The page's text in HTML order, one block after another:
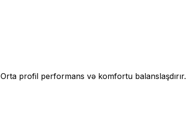
Orta profil performans və komfortu balanslaşdırır.